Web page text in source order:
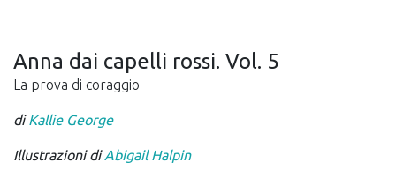
Anna dai capelli rossi. Vol. 5
La prova di coraggio
diKallie George
Illustrazioni diAbigail Halpin